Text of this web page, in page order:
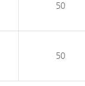
50
50